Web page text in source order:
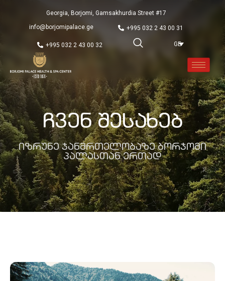
Georgia, Borjomi, Gamsakhurdia Street #17
info@borjomipalace.ge
+995 032 2 43 00 31
+995 032 2 43 00 32 GE
Ჩვენ Შესახებ
Იზრუნე Ჯანმრთელობაზე Ბორჯომი
Პალასთან Ერთად